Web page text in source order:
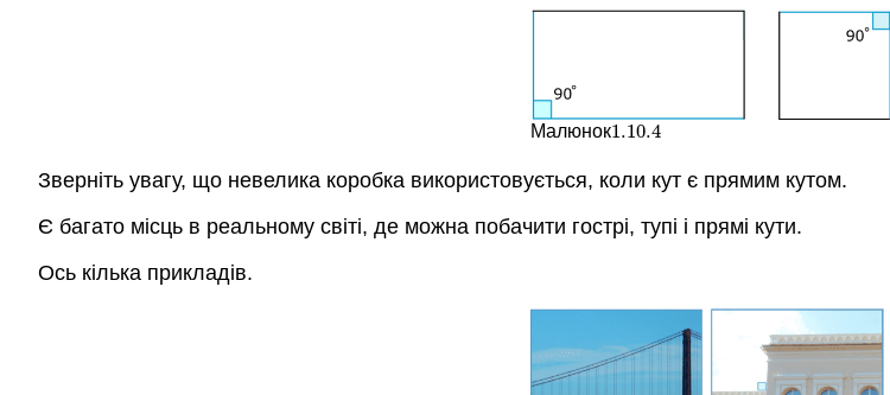
Малюнок1.10.4
1.10.4
Зверніть увагу, що невелика коробка використовується, коли кут є прямим кутом.
Є багато місць в реальному світі, де можна побачити гострі, тупі і прямі кути.
Ось кілька прикладів.